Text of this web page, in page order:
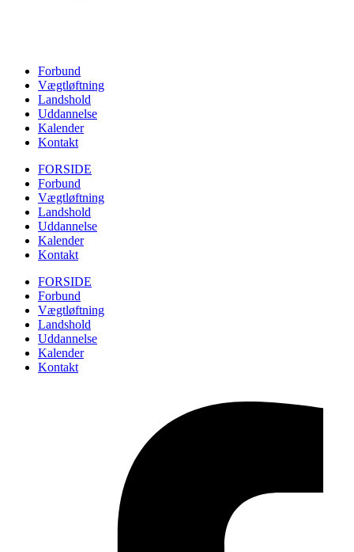
Forbund
Vægtløftning
Landshold
Uddannelse
Kalender
Kontakt
FORSIDE
Forbund
Vægtløftning
Landshold
Uddannelse
Kalender
Kontakt
FORSIDE
Forbund
Vægtløftning
Landshold
Uddannelse
Kalender
Kontakt